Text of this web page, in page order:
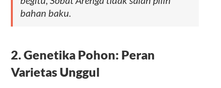
bahan baku.
2. Genetika Pohon: Peran
Varietas Unggul